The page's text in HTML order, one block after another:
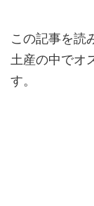
この記事を読
土産の中でオ
す。